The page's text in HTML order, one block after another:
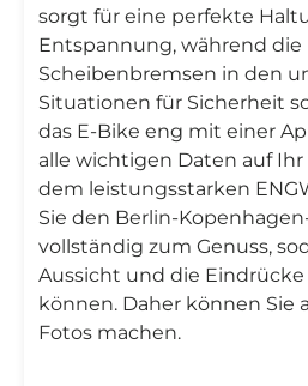
sorgt für eine perfekte
Entspannung, während die
Scheibenbremsen in den
Situationen für Sicherheit
das E-Bike eng mit einer
alle wichtigen Daten auf
dem leistungsstarken
Sie den Berlin-
vollständig zum Genuss,
Aussicht und die
können. Daher können Sie
Fotos machen.